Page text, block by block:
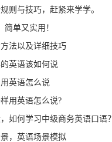
则与技巧，赶紧来学学。
简单又实用！
法以及详细技巧
英语该如何说
英语怎么说
用英语怎么说?
如何学习中级商务英语口语？
，英语场景模拟